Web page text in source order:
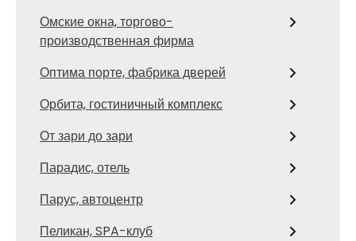
Омские окна, торгово-
производственная фирма
Оптима порте, фабрика дверей
Орбита, гостиничный комплекс
От зари до зари
Парадис, отель
Парус, автоцентр
Пеликан, SPA-клуб